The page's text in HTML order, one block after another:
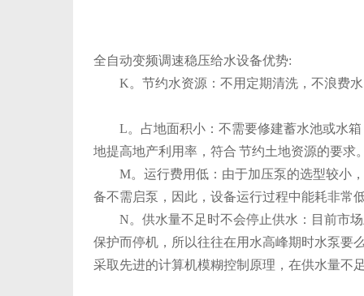
全自动变频调速稳压给水设备优势:
K。节约水资源：不用定期清洗，不浪费水
L。占地面积小：不需要修建蓄水池或水箱
地提高地产利用率，符合 节约土地资源的要求
M。运行费用低：由于加压泵的选型较小，
备不需启泵，因此，设备运行过程中能耗非常
N。供水量不足时不会停止供水：目前市场
保护而停机，所以往往在用水高峰期时水泵要
采取先进的计算机模糊控制原理，在供水量不